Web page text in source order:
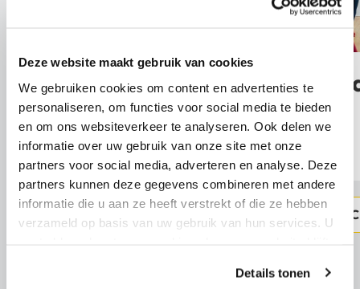
Deze website maakt gebruik van cookies
We gebruiken cookies om content en advertenties te
personaliseren, om functies voor social media te bieden
en om ons websiteverkeer te analyseren. Ook delen we
informatie over uw gebruik van onze site met onze
partners voor social media, adverteren en analyse. Deze
partners kunnen deze gegevens combineren met andere
informatie die u aan ze heeft verstrekt of die ze hebben
verzameld op basis van uw gebruik van hun services. U
Details tonen
Dansen met je
kind 2,5 t/m 4
jaar
INFO & INSCHRIJVEN
4 jaar
INFO &